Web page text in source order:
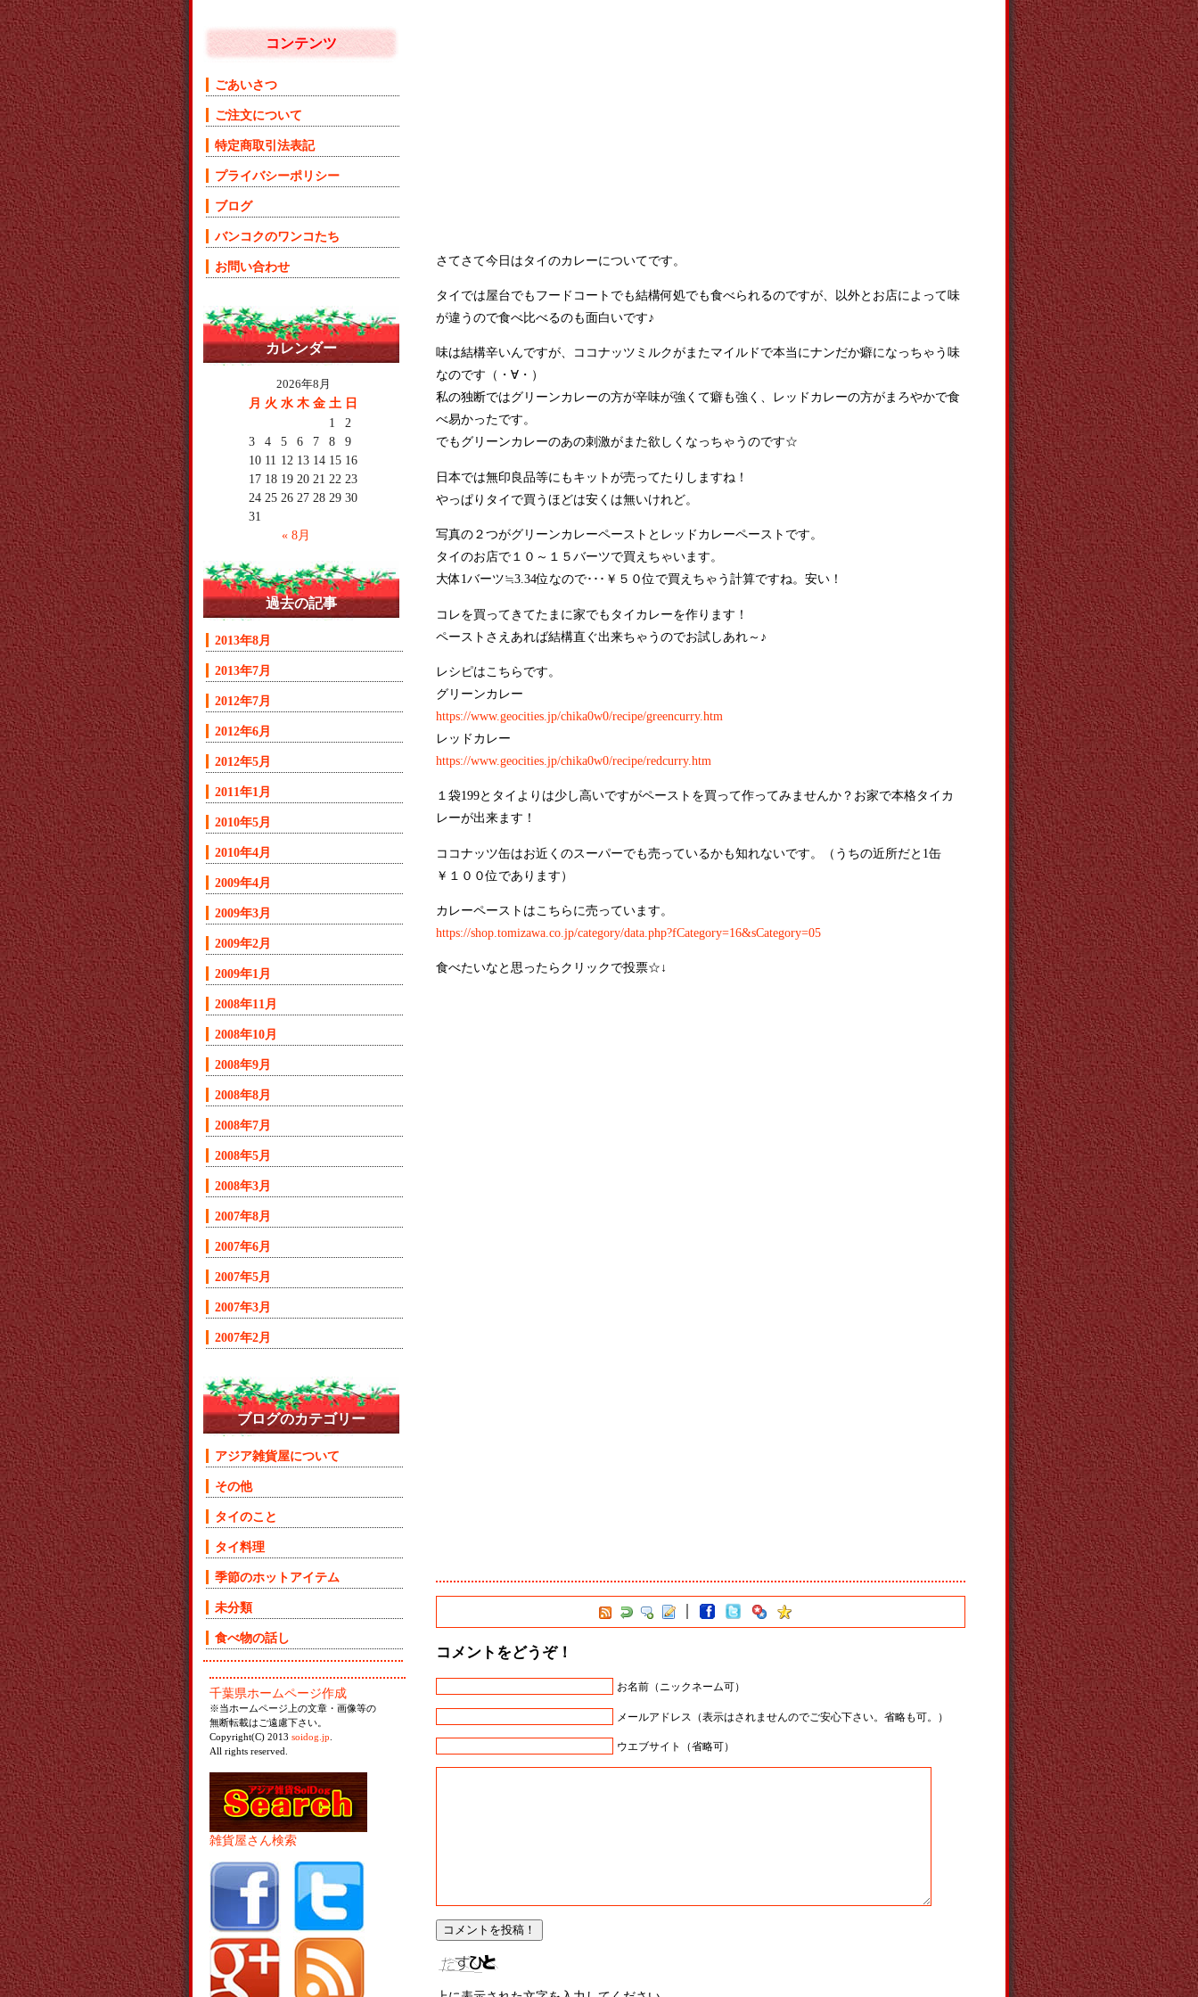
さてさて今日はタイのカレーについてです。
タイでは屋台でもフードコートでも結構何処でも食べられるのですが、以外とお店によって味
が違うので食べ比べるのも面白いです♪
味は結構辛いんですが、ココナッツミルクがまたマイルドで本当にナンだか癖になっちゃう味
なのです（・∀・）
私の独断ではグリーンカレーの方が辛味が強くて癖も強く、レッドカレーの方がまろやかで食
べ易かったです。
でもグリーンカレーのあの刺激がまた欲しくなっちゃうのです☆
日本では無印良品等にもキットが売ってたりしますね！
やっぱりタイで買うほどは安くは無いけれど。
写真の２つがグリーンカレーペーストとレッドカレーペーストです。
タイのお店で１０～１５バーツで買えちゃいます。
大体1バーツ≒3.34位なので･･･￥５０位で買えちゃう計算ですね。安い！
コレを買ってきてたまに家でもタイカレーを作ります！
ペーストさえあれば結構直ぐ出来ちゃうのでお試しあれ～♪
レシピはこちらです。
グリーンカレー
https://www.geocities.jp/chika0w0/recipe/greencurry.htm
レッドカレー
https://www.geocities.jp/chika0w0/recipe/redcurry.htm
１袋199とタイよりは少し高いですがペーストを買って作ってみませんか？お家で本格タイカ
レーが出来ます！
ココナッツ缶はお近くのスーパーでも売っているかも知れないです。（うちの近所だと1缶
￥１００位であります）
カレーペーストはこちらに売っています。
https://shop.tomizawa.co.jp/category/data.php?fCategory=16&sCategory=05
食べたいなと思ったらクリックで投票☆↓
コメントをどうぞ！
お名前（ニックネーム可）
メールアドレス（表示はされませんのでご安心下さい。省略も可。）
ウエブサイト（省略可）
コンテンツ
ごあいさつ
ご注文について
特定商取引法表記
プライバシーポリシー
ブログ
バンコクのワンコたち
お問い合わせ
カレンダー
2026年8月
月 火 水 木 金 土 日
1
2
3
4 5 6 7 8
9
10 11 12 13 14 15 16
17 18 19 20 21 22 23
24 25 26 27 28 29 30
31
« 8月
過去の記事
2013年8月
2013年7月
2012年7月
2012年6月
2012年5月
2011年1月
2010年5月
2010年4月
2009年4月
2009年3月
2009年2月
2009年1月
2008年11月
2008年10月
2008年9月
2008年8月
2008年7月
2008年5月
2008年3月
2007年8月
2007年6月
2007年5月
2007年3月
2007年2月
ブログのカテゴリー
アジア雑貨屋について
その他
タイのこと
タイ料理
季節のホットアイテム
未分類
食べ物の話し
千葉県ホームページ作成
※当ホームページ上の文章・画像等の
無断転載はご遠慮下さい。
Copyright(C) 2013 soidog.jp.
All rights reserved.
雑貨屋さん検索